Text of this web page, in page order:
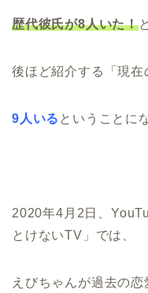
歴代彼氏が8人いた！
後ほど紹介する「現在
9人いる ということに
2020年4月2日、
とけないTV」では、
えびちゃんが過去の